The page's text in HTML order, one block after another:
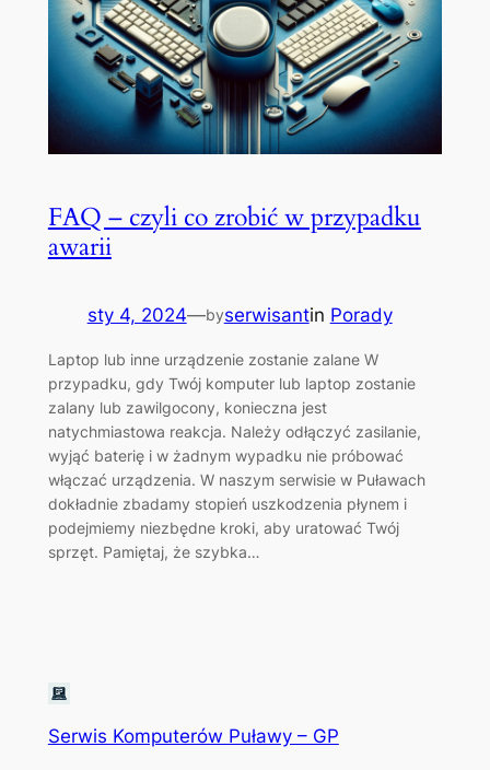
FAQ – czyli co zrobić w przypadku
awarii
sty 4, 2024—byserwisantin Porady
Laptop lub inne urządzenie zostanie zalane W
przypadku, gdy Twój komputer lub laptop zostanie
zalany lub zawilgocony, konieczna jest
natychmiastowa reakcja. Należy odłączyć zasilanie,
wyjąć baterię i w żadnym wypadku nie próbować
włączać urządzenia. W naszym serwisie w Puławach
dokładnie zbadamy stopień uszkodzenia płynem i
podejmiemy niezbędne kroki, aby uratować Twój
sprzęt. Pamiętaj, że szybka…
Serwis Komputerów Puławy – GP